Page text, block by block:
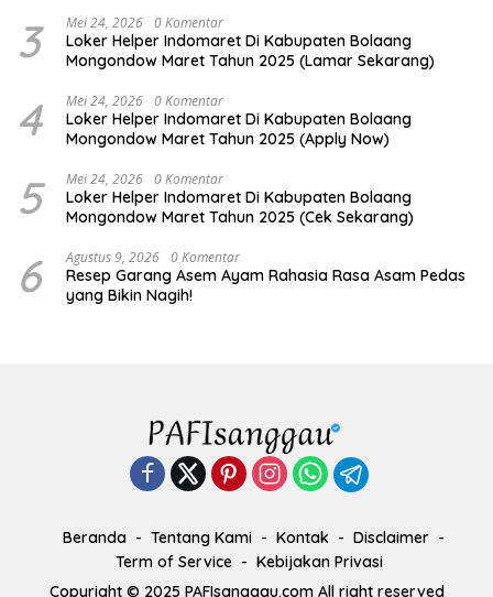
3 Mei 24, 2026 0 Komentar
Loker Helper Indomaret Di Kabupaten Bolaang
Mongondow Maret Tahun 2025 (Lamar Sekarang)
4 Mei 24, 2026 0 Komentar
Loker Helper Indomaret Di Kabupaten Bolaang
Mongondow Maret Tahun 2025 (Apply Now)
5 Mei 24, 2026 0 Komentar
Loker Helper Indomaret Di Kabupaten Bolaang
Mongondow Maret Tahun 2025 (Cek Sekarang)
6 Agustus 9, 2026 0 Komentar
Resep Garang Asem Ayam Rahasia Rasa Asam Pedas
yang Bikin Nagih!
Beranda Tentang Kami Kontak
Disclaimer
Term of Service
Kebijakan Privasi
Copyright © 2025 PAFIsanggau.com All right reserved